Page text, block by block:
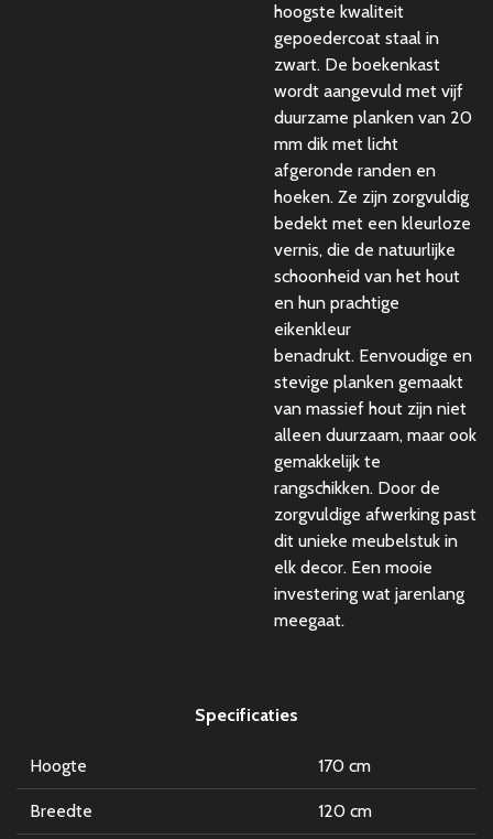
hoogste kwaliteit
gepoedercoat staal in
zwart. De boekenkast
wordt aangevuld met vijf
duurzame planken van 20
mm dik met licht
afgeronde randen en
hoeken. Ze zijn zorgvuldig
bedekt met een kleurloze
vernis, die de natuurlijke
schoonheid van het hout
en hun prachtige
eikenkleur
benadrukt. Eenvoudige en
stevige planken gemaakt
van massief hout zijn niet
alleen duurzaam, maar ook
gemakkelijk te
rangschikken. Door de
zorgvuldige afwerking past
dit unieke meubelstuk in
elk decor. Een mooie
investering wat jarenlang
meegaat.
Specificaties
Hoogte 170 cm
Breedte 120 cm